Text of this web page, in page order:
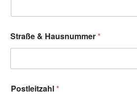
Straße & Hausnummer*
Postleitzahl*